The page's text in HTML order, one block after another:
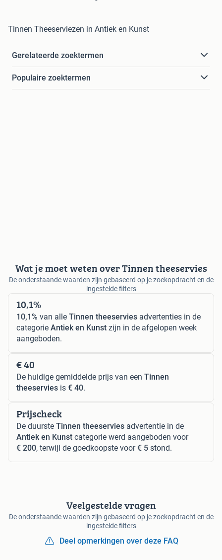
Tinnen Theeserviezen in Antiek en Kunst
Gerelateerde zoektermen
Populaire zoektermen
Wat je moet weten over Tinnen theeservies
De onderstaande waarden zijn gebaseerd op je zoekopdracht en de
ingestelde filters
10,1%
10,1% van alle Tinnen theeservies advertenties in de
categorie Antiek en Kunst zijn in de afgelopen week
aangeboden.
€ 40
De huidige gemiddelde prijs van een Tinnen
theeservies is € 40.
Prijscheck
De duurste Tinnen theeservies advertentie in de
Antiek en Kunst categorie werd aangeboden voor
€ 200, terwijl de goedkoopste voor€ 5 stond.
Veelgestelde vragen
De onderstaande waarden zijn gebaseerd op je zoekopdracht en de
ingestelde filters
Deel opmerkingen over deze FAQ